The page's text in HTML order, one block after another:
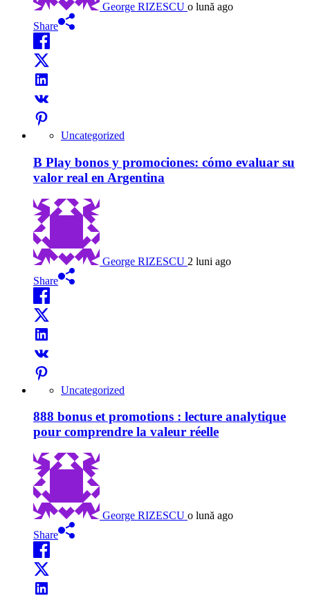
George RIZESCU o lună ago
Share
Uncategorized
B Play bonos y promociones: cómo evaluar su
valor real en Argentina
George RIZESCU 2 luni ago
Share
Uncategorized
888 bonus et promotions : lecture analytique
pour comprendre la valeur réelle
George RIZESCU o lună ago
Share